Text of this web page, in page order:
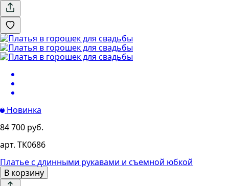
Новинка
84 700 руб.
арт. ТК0686
Платье с длинными рукавами и съемной юбкой
В корзину